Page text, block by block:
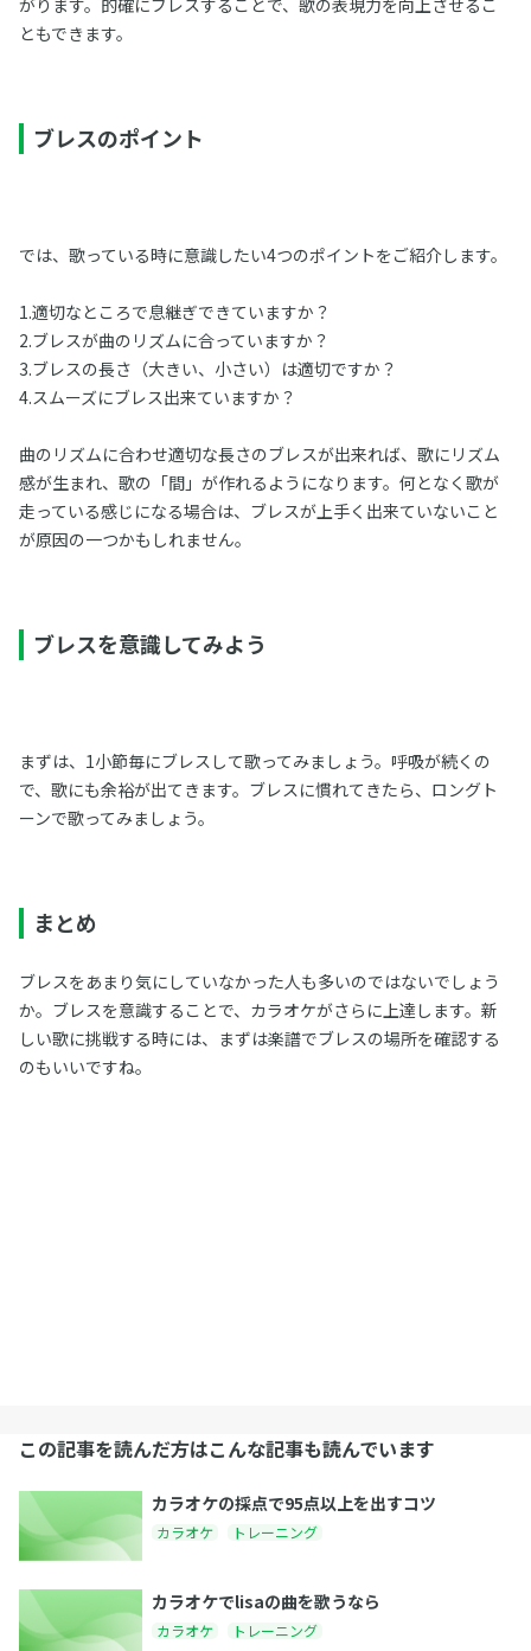
がります。的確にブレスすることで、歌の表現力を向上させるこ
ともできます。
ブレスのポイント
では、歌っている時に意識したい4つのポイントをご紹介します。
1.適切なところで息継ぎできていますか？
2.ブレスが曲のリズムに合っていますか？
3.ブレスの長さ（大きい、小さい）は適切ですか？
4.スムーズにブレス出来ていますか？
曲のリズムに合わせ適切な長さのブレスが出来れば、歌にリズム
感が生まれ、歌の「間」が作れるようになります。何となく歌が
走っている感じになる場合は、ブレスが上手く出来ていないこと
が原因の一つかもしれません。
ブレスを意識してみよう
まずは、1小節毎にブレスして歌ってみましょう。呼吸が続くの
で、歌にも余裕が出てきます。ブレスに慣れてきたら、ロングト
ーンで歌ってみましょう。
まとめ
ブレスをあまり気にしていなかった人も多いのではないでしょう
か。ブレスを意識することで、カラオケがさらに上達します。新
しい歌に挑戦する時には、まずは楽譜でブレスの場所を確認する
のもいいですね。
この記事を読んだ方はこんな記事も読んでいます
カラオケの採点で95点以上を出すコツ
カラオケ トレーニング
カラオケでlisaの曲を歌うなら
カラオケ トレーニング